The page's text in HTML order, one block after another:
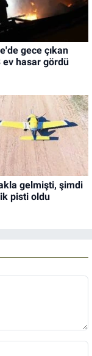
gece çıkan
ev hasar gördü
gelmişti, şimdi
pisti oldu